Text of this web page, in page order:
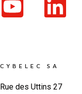
CYBELEC SA
Rue des Uttins 27